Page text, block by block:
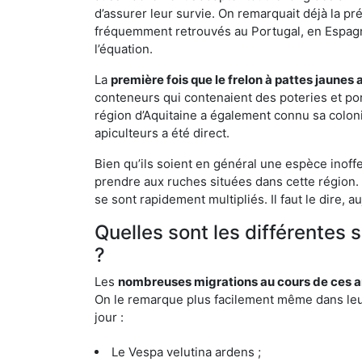
d’assurer leur survie. On remarquait déjà la
fréquemment retrouvés au Portugal, en
l’équation.
La première fois que le frelon à pattes jaunes
conteneurs qui contenaient des poteries et
région d’Aquitaine a également connu sa
apiculteurs a été direct.
Bien qu’ils soient en général une espèce
prendre aux ruches situées dans cette
se sont rapidement multipliés. Il faut le dire,
Quelles sont les différentes
?
Les nombreuses migrations au cours de ces
On le remarque plus facilement même dans
jour :
Le Vespa velutina ardens ;